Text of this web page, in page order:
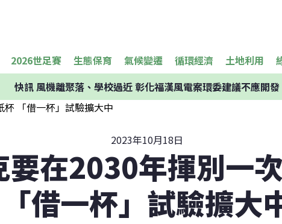
2026世足賽 生態保育 氣候變遷 循環經濟 土地利用
快訊風機離聚落、學校過近 彰化福漢風電案環委建議不應開發
2023年10月18日
要在2030年揮別一
「借一杯」試驗擴大